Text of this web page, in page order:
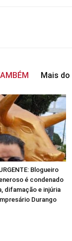
Mais
Blogueiro
é condenado
difamação e injúria
Durango